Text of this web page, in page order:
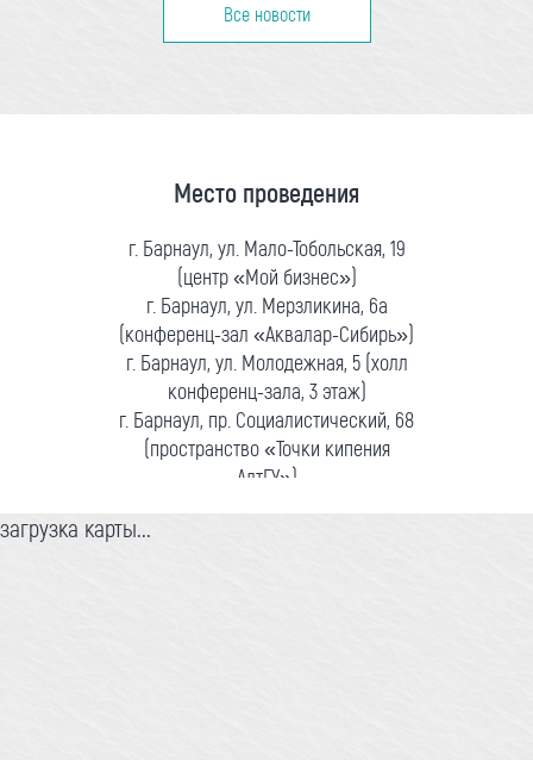
Все новости
Место проведения
г. Барнаул, ул. Мало-Тобольская, 19
(центр «Мой бизнес»)
г. Барнаул, ул. Мерзликина, 6а
(конференц-зал «Аквалар-Сибирь»)
г. Барнаул, ул. Молодежная, 5 (холл
конференц-зала, 3 этаж)
г. Барнаул, пр. Социалистический, 68
(пространство «Точки кипения
АлтГУ»)
загрузка карты...